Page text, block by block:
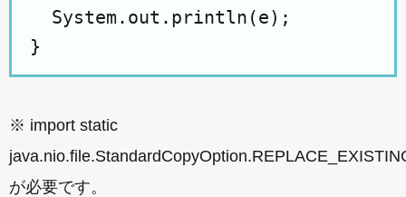
  System.out.println(e);
※ import static
が必要です。